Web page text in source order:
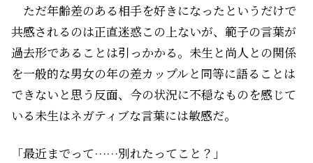
ただ年齢差のある相手を好きになったというだけで
共感されるのは正直迷惑この上ないが、範子の言葉が
過去形であることは引っかかる。未生と尚人との関係
を一般的な男女の年の差カップルと同等に語ることは
できないと思う反面、今の状況に不穏なものを感じて
いる未生はネガティブな言葉には敏感だ。
「最近までって……別れたってこと？」